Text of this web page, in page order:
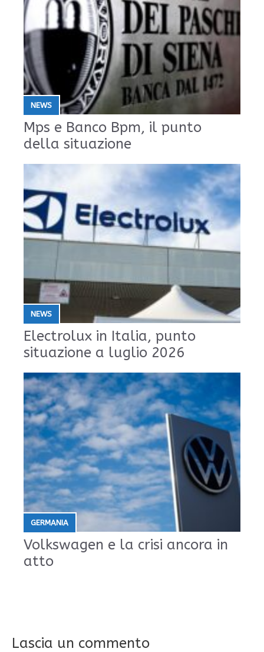
NEWS
Mps e Banco Bpm, il punto
della situazione
NEWS
Electrolux in Italia, punto
situazione a luglio 2026
GERMANIA
Volkswagen e la crisi ancora in
atto
Lascia un commento